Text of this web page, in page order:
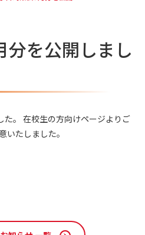
分を公開しまし
。 在校生の方向けページよりご
いたしました。